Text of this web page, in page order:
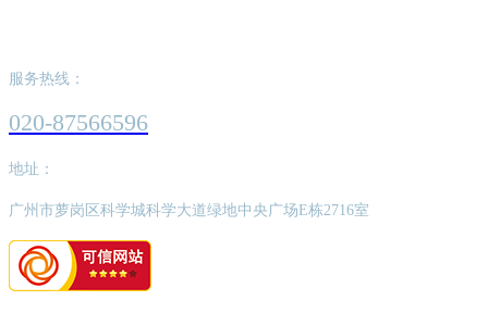
服务热线：
020-87566596
地址：
广州市萝岗区科学城科学大道绿地中央广场E栋2716室